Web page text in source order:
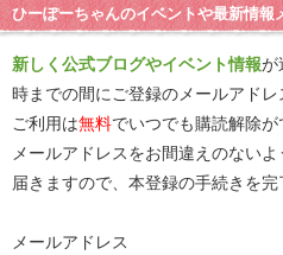
ひーぽーちゃんのイベントや最新情報
新しく公式ブログやイベント情報が
時までの間にご登録のメールアドレ
ご利用は無料でいつでも購読解除が
メールアドレスをお間違えのない
届きますので、本登録の手続きを完
メールアドレス